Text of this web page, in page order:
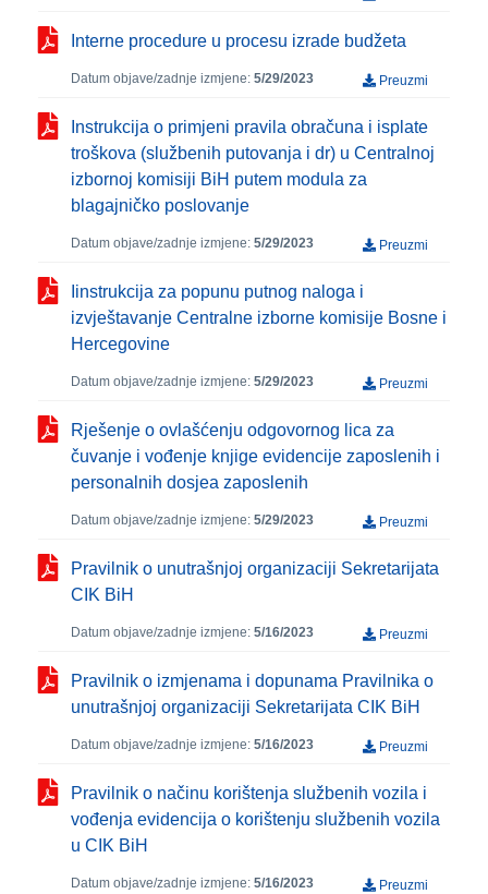
Interne procedure u procesu izrade budžeta
Datum objave/zadnje izmjene: 5/29/2023 Preuzmi
Instrukcija o primjeni pravila obračuna i isplate
troškova (službenih putovanja i dr) u Centralnoj
izbornoj komisiji BiH putem modula za
blagajničko poslovanje
Datum objave/zadnje izmjene: 5/29/2023 Preuzmi
Iinstrukcija za popunu putnog naloga i
izvještavanje Centralne izborne komisije Bosne i
Hercegovine
Datum objave/zadnje izmjene: 5/29/2023 Preuzmi
Rješenje o ovlašćenju odgovornog lica za
čuvanje i vođenje knjige evidencije zaposlenih i
personalnih dosjea zaposlenih
Datum objave/zadnje izmjene: 5/29/2023 Preuzmi
Pravilnik o unutrašnjoj organizaciji Sekretarijata
CIK BiH
Datum objave/zadnje izmjene: 5/16/2023 Preuzmi
Pravilnik o izmjenama i dopunama Pravilnika o
unutrašnjoj organizaciji Sekretarijata CIK BiH
Datum objave/zadnje izmjene: 5/16/2023 Preuzmi
Pravilnik o načinu korištenja službenih vozila i
vođenja evidencija o korištenju službenih vozila
u CIK BiH
Datum objave/zadnje izmjene: 5/16/2023 Preuzmi